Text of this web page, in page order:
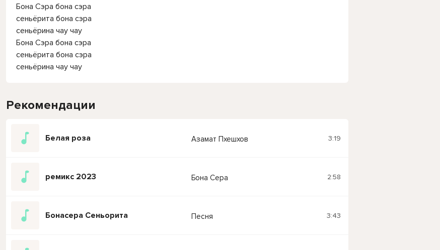
Бона Сэра бона сэра
сеньёрита бона сэра
сеньёрина чау чау
Бона Сэра бона сэра
сеньёрита бона сэра
сеньёрина чау чау
Рекомендации
Белая роза Азамат Пхешхов 3:19
ремикс 2023 Бона Сера 2:58
Бонасера Сеньорита Песня 3:43